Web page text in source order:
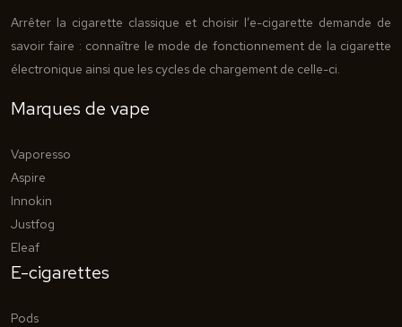
Arrêter la cigarette classique et choisir l’e-cigarette demande de
savoir faire : connaître le mode de fonctionnement de la cigarette
électronique ainsi que les cycles de chargement de celle-ci.
Marques de vape
Vaporesso
Aspire
Innokin
Justfog
Eleaf
E-cigarettes
Pods